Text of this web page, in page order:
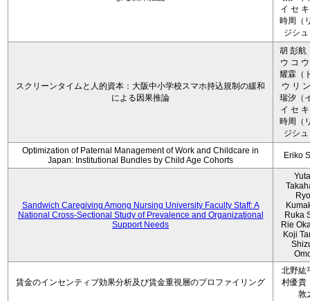
イ セ
時周（
ジシ
スクリーンタイムと人的資本：大阪中小学校スマホ持込規制の緩和
による因果推論
胡 彭航
ウ コ
耀霖（
ウ リ
瑞汐（
イ セ
時周（
ジシ
Optimization of Paternal Management of Work and Childcare in
Japan: Institutional Bundles by Child Age Cohorts
Eriko
Sandwich Caregiving Among Nursing University Faculty Staff: A
National Cross-Sectional Study of Prevalence and Organizational
Support Needs
Ruka
Rie
Koji
賃金のインセンティブ効果分析及び賃金重視層のプロファイリング
北野紘
村優貴
敦